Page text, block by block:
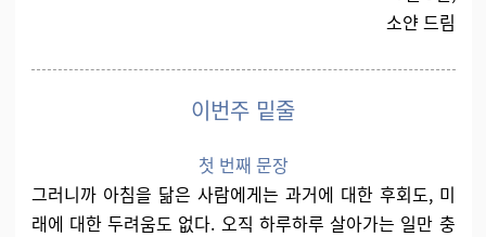
소얀 드림
이번주 밑줄
첫 번째 문장
그러니까 아침을 닮은 사람에게는 과거에 대한 후회도, 미
래에 대한 두려움도 없다. 오직 하루하루 살아가는 일만 충